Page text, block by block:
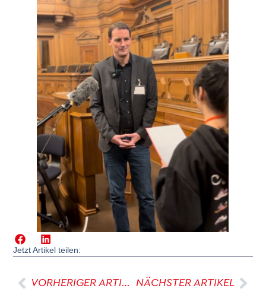
Jetzt Artikel teilen:
VORHERIGER ARTIKEL NÄCHSTER ARTIKEL